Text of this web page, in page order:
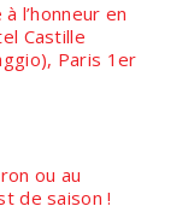
l’honneur en
Castille
Paris 1er
ou au
de saison !